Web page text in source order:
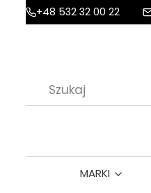
+48 532 32 00 22
MARKI